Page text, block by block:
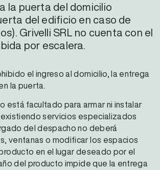
la puerta del domicilio
del edificio en caso de
Grivelli SRL no cuenta con el
por escalera.
el ingreso al domicilio, la entrega
la puerta.
está facultado para armar ni instalar
existiendo servicios especializados
del despacho no deberá
ventanas o modificar los espacios
en el lugar deseado por el
del producto impide que la entrega